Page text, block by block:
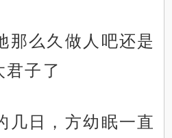
那么久做人吧还是
君子了
几日，方幼眠一直